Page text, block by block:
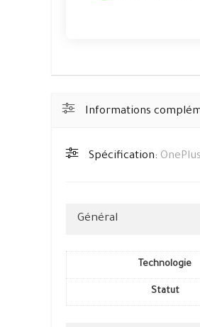
Informations
Spécification:
Général
Technologie
Statut